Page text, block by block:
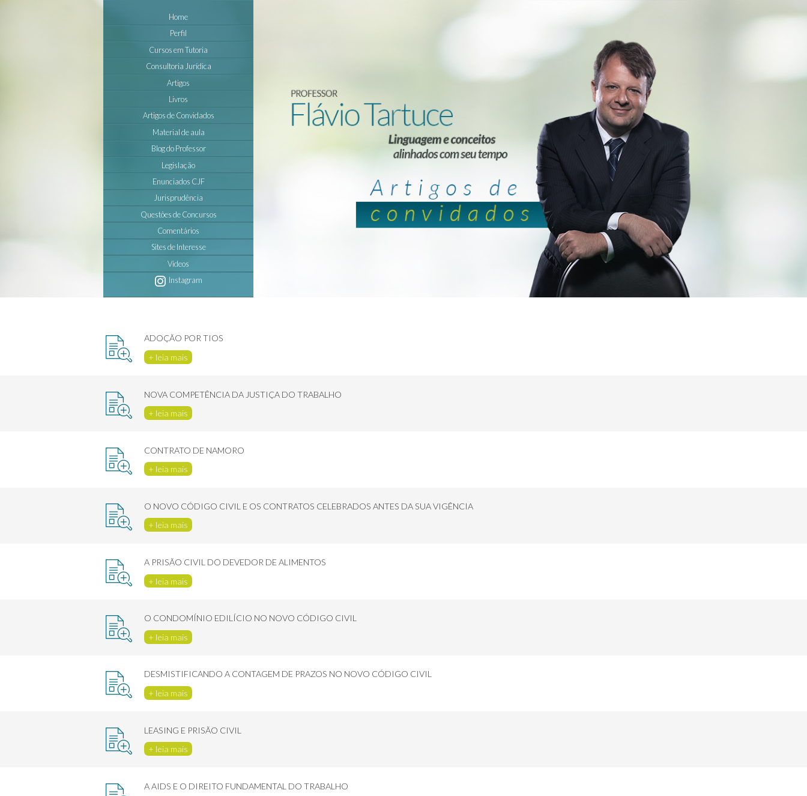
Home
Perfil
Cursos em Tutoria
Consultoria Jurídica
Artigos
Livros
Artigos de Convidados
Material de aula
Blog do Professor
Legislação
Enunciados CJF
Jurisprudência
Questôes de Concursos
Comentários
Sites de Interesse
Vídeos
Instagram
ADOÇÃO POR TIOS
+ leia mais
NOVA COMPETÊNCIA DA JUSTIÇA DO TRABALHO
+ leia mais
CONTRATO DE NAMORO
+ leia mais
O NOVO CÓDIGO CIVIL E OS CONTRATOS CELEBRADOS ANTES DA SUA VIGÊNCIA
+ leia mais
A PRISÃO CIVIL DO DEVEDOR DE ALIMENTOS
+ leia mais
O CONDOMÍNIO EDILÍCIO NO NOVO CÓDIGO CIVIL
+ leia mais
DESMISTIFICANDO A CONTAGEM DE PRAZOS NO NOVO CÓDIGO CIVIL
+ leia mais
LEASING E PRISÃO CIVIL
+ leia mais
A AIDS E O DIREITO FUNDAMENTAL DO TRABALHO